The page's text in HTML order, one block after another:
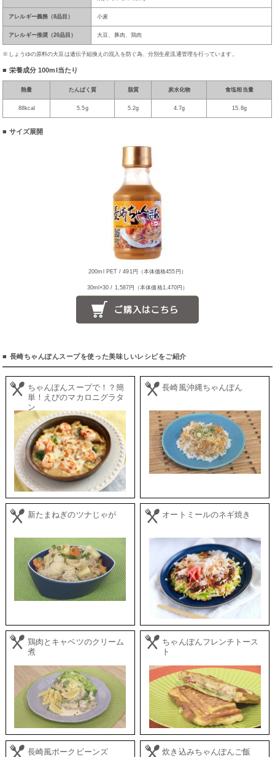
アレルギー義務（8品目） 小麦
アレルギー推奨（20品目） 大豆、豚肉、鶏肉
※しょうゆの原料の大豆は遺伝子組換えの混入を防ぐ為、分別生産流通管理を行っています。
■ 栄養成分100ml当たり
熱量 たんぱく質 脂質 炭水化物 食塩相当量
88kcal 5.5g 5.2g 4.7g 15.8g
■ サイズ展開
200ml PET / 491円（本体価格455円）
30ml×30 / 1,587円（本体価格1,470円）
■ 長崎ちゃんぽんスープを使った美味しいレシピをご紹介
ちゃんぽんスープで！？簡
単！えびのマカロニグラタ
ン
長崎風沖縄ちゃんぽん
新たまねぎのツナじゃが オートミールのネギ焼き
鶏肉とキャベツのクリーム
煮
ちゃんぽんフレンチトース
ト
長崎風ポークビーンズ 炊き込みちゃんぽんご飯